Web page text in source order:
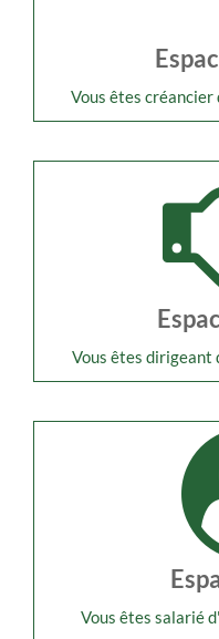
Vous êtes
Vous êtes
Vous êtes salarié